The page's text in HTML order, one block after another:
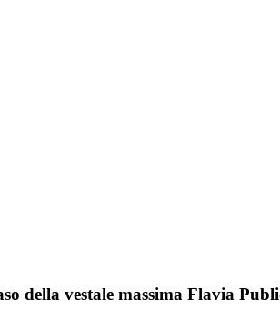
della vestale massima Flavia